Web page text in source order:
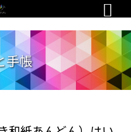

手帳